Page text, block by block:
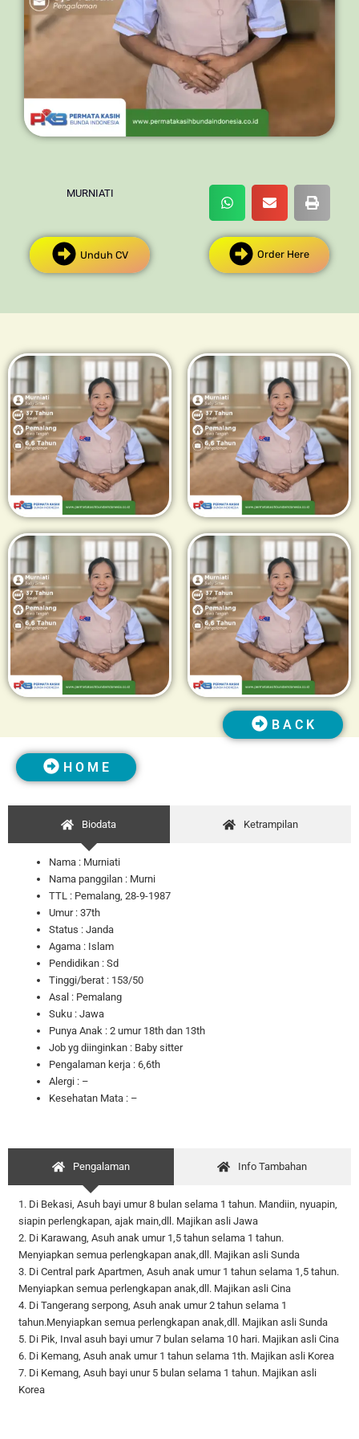
MURNIATI
Unduh CV Order Here
H O M E
B A C K
Biodata Ketrampilan
Nama : Murniati
Nama panggilan : Murni
TTL : Pemalang, 28-9-1987
Umur : 37th
Status : Janda
Agama : Islam
Pendidikan : Sd
Tinggi/berat : 153/50
Asal : Pemalang
Suku : Jawa
Punya Anak : 2 umur 18th dan 13th
Job yg diinginkan : Baby sitter
Pengalaman kerja : 6,6th
Alergi : –
Kesehatan Mata : –
Pengalaman Info Tambahan
1. Di Bekasi, Asuh bayi umur 8 bulan selama 1 tahun. Mandiin, nyuapin,
siapin perlengkapan, ajak main,dll. Majikan asli Jawa
2. Di Karawang, Asuh anak umur 1,5 tahun selama 1 tahun.
Menyiapkan semua perlengkapan anak,dll. Majikan asli Sunda
3. Di Central park Apartmen, Asuh anak umur 1 tahun selama 1,5 tahun.
Menyiapkan semua perlengkapan anak,dll. Majikan asli Cina
4. Di Tangerang serpong, Asuh anak umur 2 tahun selama 1
tahun.Menyiapkan semua perlengkapan anak,dll. Majikan asli Sunda
5. Di Pik, Inval asuh bayi umur 7 bulan selama 10 hari. Majikan asli Cina
6. Di Kemang, Asuh anak umur 1 tahun selama 1th. Majikan asli Korea
7. Di Kemang, Asuh bayi unur 5 bulan selama 1 tahun. Majikan asli
Korea